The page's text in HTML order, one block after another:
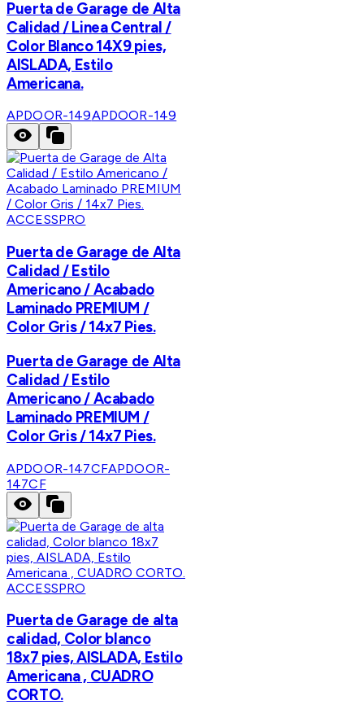
Puerta de Garage de Alta
Calidad / Linea Central /
Color Blanco 14X9 pies,
AISLADA, Estilo
Americana.
APDOOR-149APDOOR-149
ACCESSPRO
Puerta de Garage de Alta
Calidad / Estilo
Americano / Acabado
Laminado PREMIUM /
Color Gris / 14x7 Pies.
Puerta de Garage de Alta
Calidad / Estilo
Americano / Acabado
Laminado PREMIUM /
Color Gris / 14x7 Pies.
APDOOR-147CFAPDOOR-
147CF
ACCESSPRO
Puerta de Garage de alta
calidad, Color blanco
18x7 pies, AISLADA, Estilo
Americana , CUADRO
CORTO.